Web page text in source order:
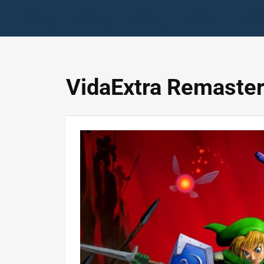
VidaExtra Remaster